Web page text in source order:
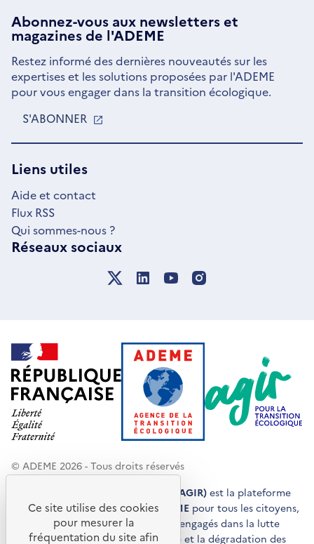
Abonnez-vous aux newsletterset
magazines de l'ADEME
Restez informé des dernières nouveautés sur les
expertises et les solutions proposées par l'ADEME
pour vous engager dans la transition écologique.
S'ABONNER
UNE
Liens utiles
Aide et contact
Flux RSS
Qui sommes-nous ?
Réseaux sociaux
© ADEME 2026 - Tous droits réservés
Agir pour la transition écologique (AGIR) est la plateforme
de conseils et de services de l'ADEME pour tous les citoyens,
acteurs économiques et territoires engagés dans la lutte
contre le réchauffement climatique et la dégradation des
Ce site utilise des cookies
pour mesurer la
fréquentation du site afin